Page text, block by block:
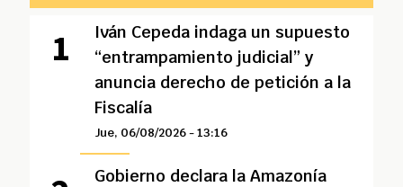
Iván Cepeda indaga un supuesto
“entrampamiento judicial” y
anuncia derecho de petición a la
Fiscalía
Jue, 06/08/2026 - 13:16
Gobierno declara la Amazonía